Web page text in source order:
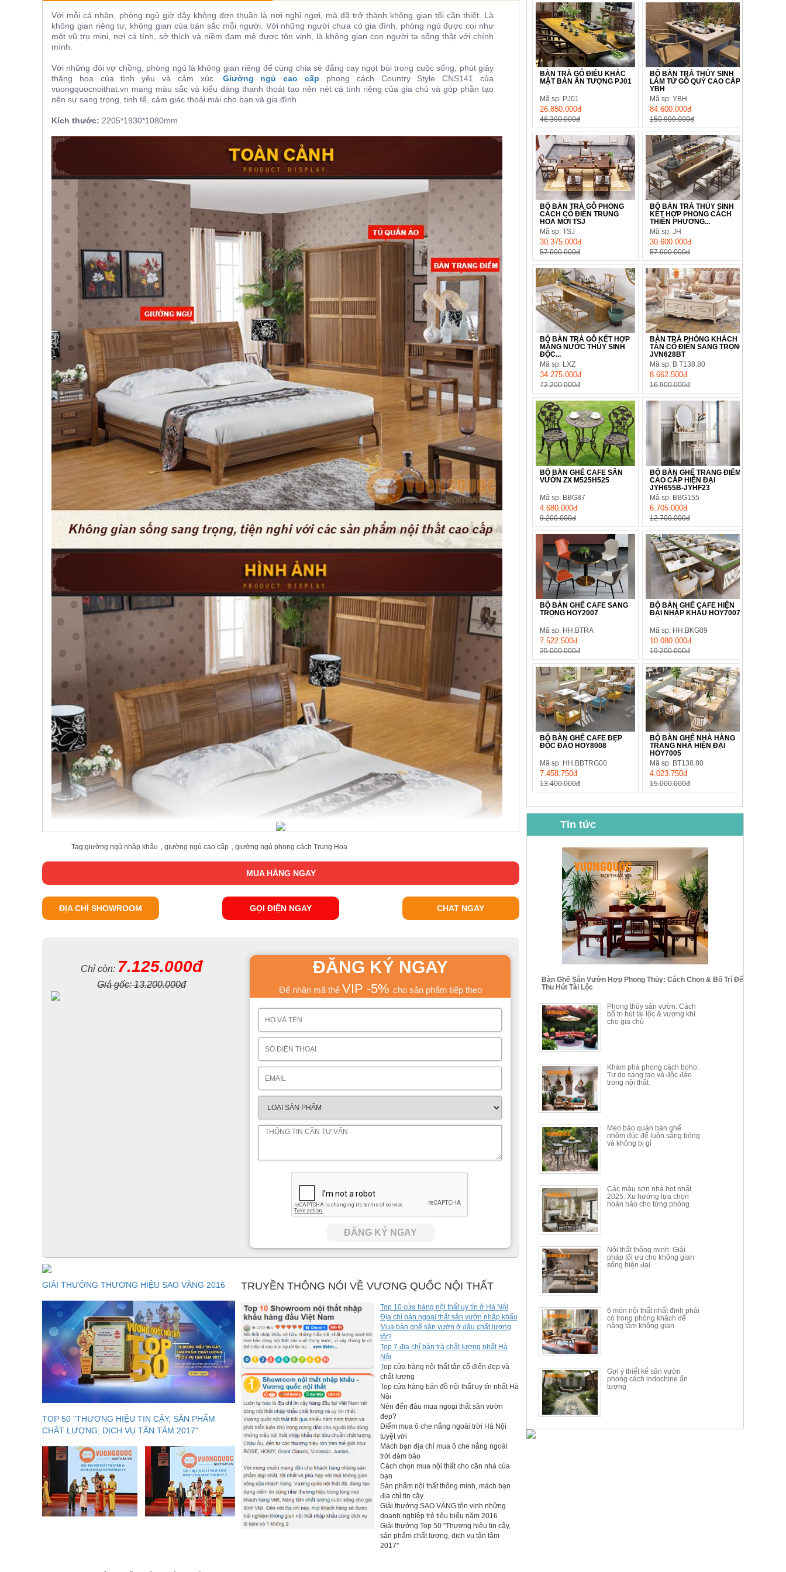
Với mỗi cá nhân, phòng ngủ giờ đây không đơn thuần là nơi nghỉ ngơi, mà đã trở thành không gian tối cần thiết. Là
không gian riêng tư, không gian của bản sắc mỗi người. Với những người chưa có gia đình, phòng ngủ được coi như
một vũ trụ mini, nơi cá tính, sở thích và niềm đam mê được tôn vinh, là không gian con người ta sống thật với chính
mình.
Với những đôi vợ chồng, phòng ngủ là không gian riêng để cùng chia sẻ đắng cay ngọt bùi trong cuộc sống, phút giây
thăng hoa của tình yêu và cảm xúc. Giường ngủ cao cấp phong cách Country Style CNS141 của
vuongquocnoithat.vn mang màu sắc và kiểu dáng thanh thoát tạo nên nét cá tính riêng của gia chủ và góp phần tạo
nên sự sang trọng, tinh tế, cảm giác thoải mái cho bạn và gia đình.
Kích thước: 2205*1930*1080mm
Tag:giường ngủ nhập khẩu , giường ngủ cao cấp , giường ngủ phong cách Trung Hoa
MUA HÀNG NGAY
ĐỊA CHỈ SHOWROOM GỌI ĐIỆN NGAY CHAT NGAY
Chỉ còn: 7.125.000đ
Giá gốc:13.200.000đ
ĐĂNG KÝ NGAY
Để nhận mã thẻ VIP -5% cho sản phẩm tiếp theo
ĐĂNG KÝ NGAY
GIẢI THƯỞNG THƯƠNG HIỆU SAO VÀNG 2016
TOP 50 "THƯƠNG HIỆU TIN CẬY, SẢN PHẨM
CHẤT LƯỢNG, DỊCH VỤ TẬN TÂM 2017"
TRUYỀN THÔNG NÓI VỀ VƯƠNG QUỐC NỘI THẤT
Top 10 cửa hàng nội thất uy tín ở Hà Nội
Địa chỉ bán ngoại thất sân vườn nhâp khẩu
Mua bàn ghế sân vườn ở đâu chất lượng
tốt?
Top 7 địa chỉ bàn trà chất lượng nhất Hà
Nội
Top cửa hàng nội thất tân cổ điển đẹp và
chất lượng
Top cửa hàng bán đồ nội thất uy tín nhất Hà
Nội
Nên đến đâu mua ngoại thất sân vườn
đẹp?
Điểm mua ô che nắng ngoài trời Hà Nội
tuyệt vời
Mách bạn địa chỉ mua ô che nắng ngoài
trời đảm bảo
Cách chọn mua nội thất cho căn nhà của
bạn
Sản phẩm nội thất thông mình, mách bạn
địa chỉ tin cậy
Giải thưởng SAO VÀNG tôn vinh những
doanh nghiệp trẻ tiêu biểu năm 2016
Giải thưởng Top 50 "Thương hiệu tin cậy,
sản phẩm chất lượng, dịch vụ tận tâm
2017"
BÀN TRÀ GỖ ĐIÊU KHẮC
MẶT BÀN ẤN TƯỢNG PJ01
Mã sp: PJ01
26.850.000đ
48.300.000đ
BỘ BÀN TRÀ THỦY SINH
LÀM TỪ GỖ QUÝ CAO CẤP
YBH
Mã sp: YBH
84.600.000đ
150.900.000đ
BỘ BÀN TRÀ GỖ PHONG
CÁCH CỔ ĐIỂN TRUNG
HOA MỚI TSJ
Mã sp: TSJ
30.375.000đ
57.000.000đ
BỘ BÀN TRÀ THỦY SINH
KẾT HỢP PHONG CÁCH
THIỀN PHƯƠNG...
Mã sp: JH
30.600.000đ
57.900.000đ
BỘ BÀN TRÀ GỖ KẾT HỢP
MÁNG NƯỚC THỦY SINH
ĐỘC...
Mã sp: LXZ
34.275.000đ
72.200.000đ
BÀN TRÀ PHÒNG KHÁCH
TÂN CỔ ĐIỂN SANG TRỌNG
JVN628BT
Mã sp: B T138.80
8.662.500đ
16.900.000đ
BỘ BÀN GHẾ CAFE SÂN
VƯỜN ZX M525H525
Mã sp: BBG87
4.680.000đ
9.200.000đ
BỘ BÀN GHẾ TRANG ĐIỂM
CAO CẤP HIỆN ĐẠI
JYH655B-JYHF23
Mã sp: BBG155
6.705.000đ
12.700.000đ
BỘ BÀN GHẾ CAFE SANG
TRỌNG HOY2007
Mã sp: HH.BTRA
7.522.500đ
25.000.000đ
BỘ BÀN GHẾ CAFE HIỆN
ĐẠI NHẬP KHẨU HOY7007
Mã sp: HH.BKG09
10.080.000đ
19.200.000đ
BỘ BÀN GHẾ CAFE ĐẸP
ĐỘC ĐÁO HOY8008
Mã sp: HH.BBTRG00
7.458.750đ
13.400.000đ
BỘ BÀN GHẾ NHÀ HÀNG
TRANG NHÃ HIỆN ĐẠI
HOY7005
Mã sp: BT138.80
4.023.750đ
15.000.000đ
BỘ BÀN GHẾ CAFE NHẬP
KHẨU CAO CẤP HOY7006
Mã sp: BT135
14.178.750đ
24.700.000đ
BỘ BÀN TRÀ GỖ TỰ NHIÊN
PHONG CÁCH TRUNG HOA
KIỂU MỚI...
Mã sp: BT138.80
20.250.000đ
39.150.000đ
BỘ BÀN TRÀ GỖ PHONG
CÁCH MỚI KẾT HỢP KHAY
NHÚNG TRÀ YDX
Mã sp: BT150.46
17.617.500đ
34.100.000đ
BỘ BÀN GHẾ CAFE KIỂU
DÁNG ĐƠN GIẢN HIỆN ĐẠI
HOY8010
BÀN GHẾ TRANG ĐIỂM
THÔNG MINH HIỆN ĐẠI
TÍCH HỢP SẠC...
Mã sp: HH.BTD08
6.510.000đ
BỘ BÀN ĂN ĐẢO MẶT ĐÁ
PHIẾN AK3699
Tin tức
Bàn Ghế Sân Vườn Hợp Phong Thủy: Cách Chọn & Bố Trí Để
Thu Hút Tài Lộc
Phong thủy sân vườn: Cách
bố trí hút tài lộc & vượng khí
cho gia chủ
Khám phá phong cách boho:
Tự do sáng tạo và độc đáo
trong nội thất
Mẹo bảo quản bàn ghế
nhôm đúc để luôn sáng bóng
và không bị gỉ
Các màu sơn nhà hot nhất
2025: Xu hướng lựa chọn
hoàn hảo cho từng phòng
Nội thất thông minh: Giải
pháp tối ưu cho không gian
sống hiện đại
6 món nội thất nhất định phải
có trong phòng khách để
nâng tầm không gian
Gợi ý thiết kế sân vườn
phong cách indochine ấn
tượng